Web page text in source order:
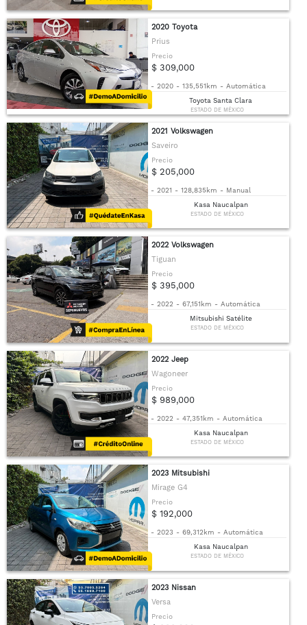
2020 Toyota
Prius
Precio
$ 309,000
- 2020 - 135,551km - Automática
Toyota Santa Clara
ESTADO DE MÉXICO
2021 Volkswagen
Saveiro
Precio
$ 205,000
- 2021 - 128,835km - Manual
Kasa Naucalpan
ESTADO DE MÉXICO
2022 Volkswagen
Tiguan
Precio
$ 395,000
- 2022 - 67,151km - Automática
Mitsubishi Satélite
ESTADO DE MÉXICO
2022 Jeep
Wagoneer
Precio
$ 989,000
- 2022 - 47,351km - Automática
Kasa Naucalpan
ESTADO DE MÉXICO
2023 Mitsubishi
Mirage G4
Precio
$ 192,000
- 2023 - 69,312km - Automática
Kasa Naucalpan
ESTADO DE MÉXICO
2023 Nissan
Versa
Precio